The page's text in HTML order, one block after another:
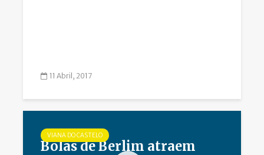
11 Abril, 2017
VIANA DO CASTELO
Bolas de Berlim atraem